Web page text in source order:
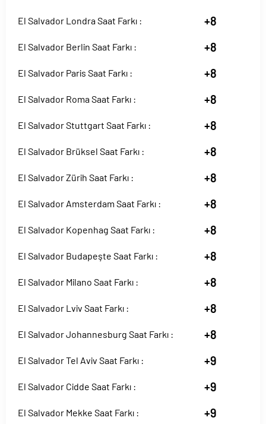
El Salvador Londra Saat Farkı : +8
El Salvador Berlin Saat Farkı : +8
El Salvador Paris Saat Farkı : +8
El Salvador Roma Saat Farkı : +8
El Salvador Stuttgart Saat Farkı : +8
El Salvador Brüksel Saat Farkı : +8
El Salvador Zürih Saat Farkı : +8
El Salvador Amsterdam Saat Farkı : +8
El Salvador Kopenhag Saat Farkı : +8
El Salvador Budapeşte Saat Farkı : +8
El Salvador Milano Saat Farkı : +8
El Salvador Lviv Saat Farkı : +8
El Salvador Johannesburg Saat Farkı : +8
El Salvador Tel Aviv Saat Farkı : +9
El Salvador Cidde Saat Farkı : +9
El Salvador Mekke Saat Farkı : +9